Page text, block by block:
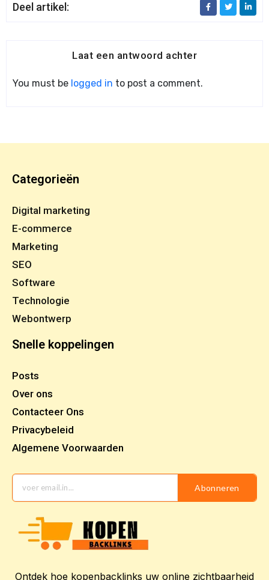
Deel artikel:
Laat een antwoord achter
You must be logged in to post a comment.
Categorieën
Digital marketing
E-commerce
Marketing
SEO
Software
Technologie
Webontwerp
Snelle koppelingen
Posts
Over ons
Contacteer Ons
Privacybeleid
Algemene Voorwaarden
Abonneren
Ontdek hoe kopenbacklinks uw online zichtbaarheid